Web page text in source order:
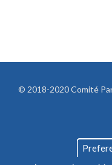
© 2018-2020 Comité